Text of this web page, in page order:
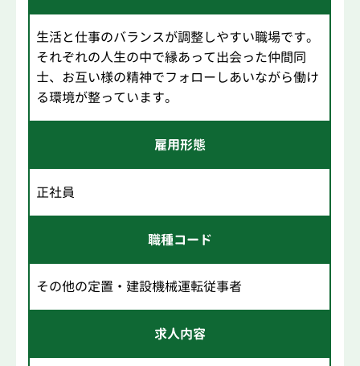
生活と仕事のバランスが調整しやすい職場です。
それぞれの人生の中で縁あって出会った仲間同
士、お互い様の精神でフォローしあいながら働け
る環境が整っています。
雇用形態
正社員
職種コード
その他の定置・建設機械運転従事者
求人内容